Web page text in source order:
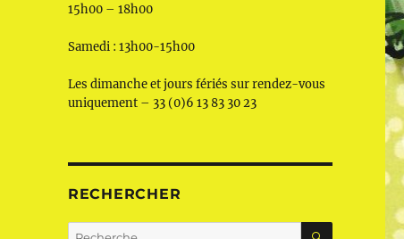
15h00 – 18h00
Samedi : 13h00-15h00
Les dimanche et jours fériés sur rendez-vous
uniquement – 33 (0)6 13 83 30 23
RECHERCHER
Recherche